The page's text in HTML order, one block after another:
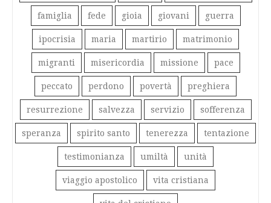
famiglia fede gioia giovani guerra
ipocrisia maria martirio matrimonio
migranti misericordia missione pace
peccato perdono povertà preghiera
resurrezione salvezza servizio sofferenza
speranza spirito santo tenerezza tentazione
testimonianza umiltà unità
viaggio apostolico vita cristiana